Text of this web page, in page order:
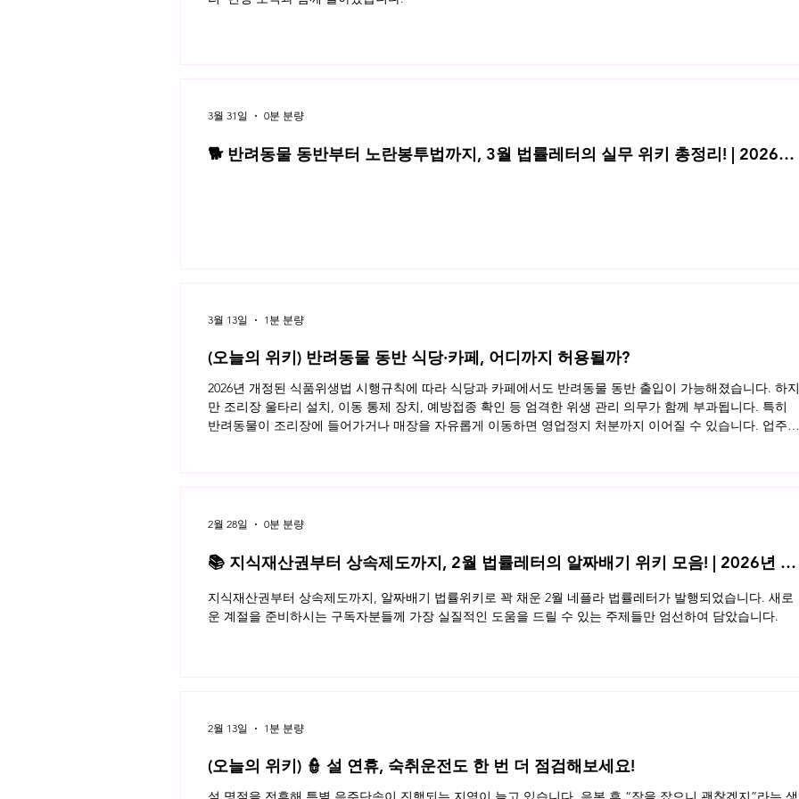
🐕 반려동물 동반부터 노란봉투법까지, 3월 법률레터의 실무 위키 총정리! | 2026년
3월 31일 0분 분량
(오늘의 위키) 반려동물 동반 식당·카페, 어디까지 허용될까?
2026년 개정된 식품위생법 시행규칙에 따라 식당과 카페에서도 반려동물 동반 출입이 가능해졌습니다. 하지
만 조리장 울타리 설치, 이동 통제 장치, 예방접종 확인 등 엄격한 위생 관리 의무가 함께 부과됩니다. 특히
반려동물이 조리장에 들어가거나 매장을 자유롭게 이동하면 영업정지 처분까지 이어질 수 있습니다. 업주와
3월 13일 1분 분량
📚 지식재산권부터 상속제도까지, 2월 법률레터의 알짜배기 위키 모음! | 2026년 2
월 네플라 법률레터
지식재산권부터 상속제도까지, 알짜배기 법률위키로 꽉 채운 2월 네플라 법률레터가 발행되었습니다. 새로
운 계절을 준비하시는 구독자분들께 가장 실질적인 도움을 드릴 수 있는 주제들만 엄선하여 담았습니다.
2월 28일 0분 분량
(오늘의 위키) 👮 설 연휴, 숙취운전도 한 번 더 점검해보세요!
2월 13일 1분 분량